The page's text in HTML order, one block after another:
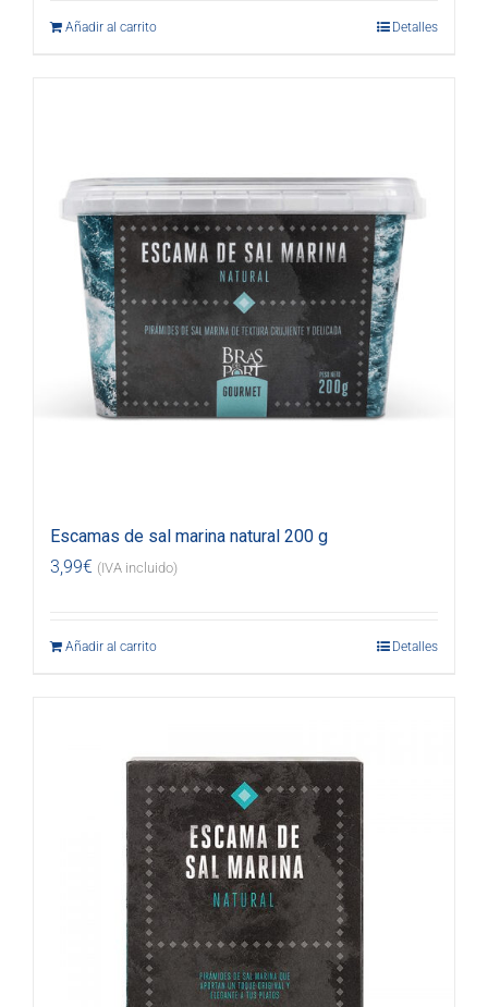
Añadir al carrito Detalles
Escamas de sal marina natural 200 g
3,99€ (IVA incluido)
Añadir al carrito Detalles